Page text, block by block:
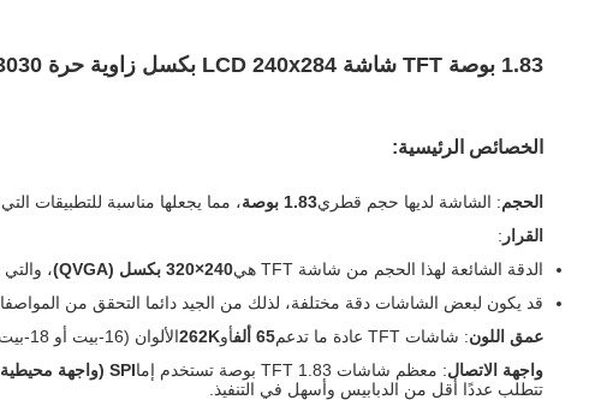
1.83 بوصة TFT شاشة LCD 240x284 بكسل زاوية حرة NV3030 واجهة SPI 15pin
الخصائص الرئيسية:
الحجم: الشاشة لديها حجم قطري1.83 بوصة
، مما يجعلها مناسبة للتطبيقات
القرار :
الدقة الشائعة لهذا الحجم من شاشة TFT هي
240×320 بكسل (QVGA)
،
قد يكون لبعض الشاشات دقة مختلفة، لذلك من الجيد دائما التحقق من
عمق اللون: شاشات TFT عادة ما تدعم 65 ألف أو262Kالألوان (16-بيت أو 18-بيت عمق اللون) ، توفير إعادة إنتاج لون لائق للشاشات الصغيرة.
واجهة الاتصال: معظم شاشات TFT 1.83 بوصة تستخدم إما SPI (واجهة محيطية متسلسلة)
تتطلب عددًا أقل من الدبابيس وأسهل في التنفيذ.